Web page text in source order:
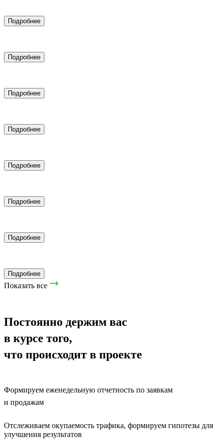
Подробнее
Подробнее
Подробнее
Подробнее
Подробнее
Подробнее
Подробнее
Подробнее
Показать все
Постоянно держим вас
в курсе того,
что происходит в проекте
Формируем еженедельную отчетность по заявкам
и продажам
Отслеживаем окупаемость трафика, формируем гипотезы для
улучшения результатов